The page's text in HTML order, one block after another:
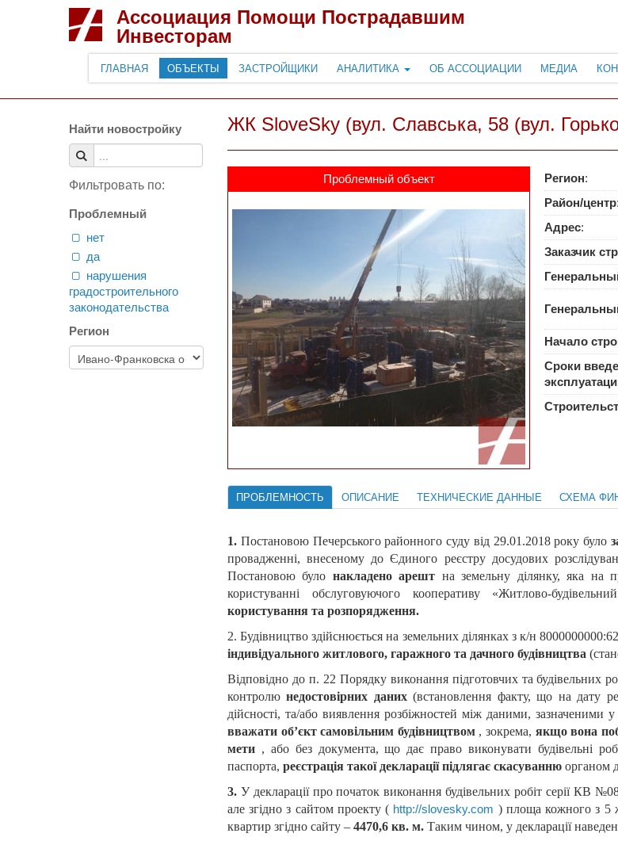
Ассоциация Помощи Пострадавшим
Инвесторам
ГЛАВНАЯ ОБЪЕКТЫ ЗАСТРОЙЩИКИ АНАЛИТИКА ОБ АССОЦИАЦИИ МЕДИА
Найти новостройку
Фильтровать по:
Проблемный
нет
да
нарушения
градостроительного
законодательства
Регион
ЖК SloveSky (вул. Славська, 58 (вул.
Проблемный объект Регион:
Район/центр:
Адрес:
Заказчик
Начало
Сроки
ПРОБЛЕМНОСТЬ ОПИСАНИЕ ТЕХНИЧЕСКИЕ ДАННЫЕ СХЕМА
1. Постановою Печерського районного суду від 29.01.2018 року було
провадженні, внесеному до Єдиного реєстру досудових
Постановою було накладено арешт на земельну ділянку, яка на
користуванні обслуговуючого кооперативу «Житлово-
користування та розпорядження.
2. Будівництво здійснюється на земельних ділянках з к/н
індивідуального житлового, гаражного та дачного будівництва
Відповідно до п. 22 Порядку виконання підготовчих та будівельних
контролюнедостовірних даних(встановлення факту, що на дату
дійсності, та/або виявлення розбіжностей між даними, зазначеними у
вважати об’єкт самовільним будівництвом , зокрема, якщо вона
мети , або без документа, що дає право виконувати будівельні
паспорта, реєстрація такої декларації підлягає скасуванню органом
3. У декларації про початок виконання будівельних робіт серії КВ
але згідно з сайтом проекту ( http://slovesky.com ) площа кожного з 5
квартир згідно сайту – 4470,6 кв. м. Таким чином, у декларації